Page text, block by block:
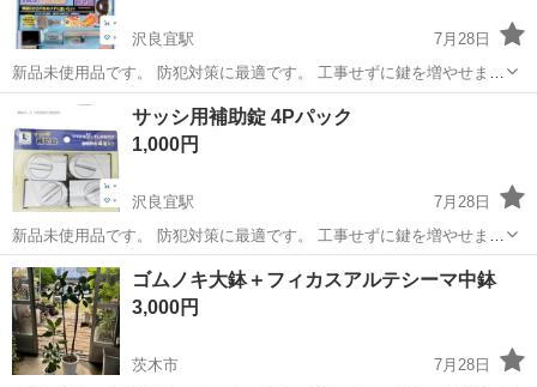
沢良宜駅
7月28日
新品未使用品です。 防犯対策に最適です。 工事せずに鍵を増やせま
す。 取りに来れる方のみ、宜しくお願いします。
茨木市 沢良宜駅 防災、セキュリティ
サッシ用補助錠 4Pパック
1,000円
沢良宜駅
7月28日
新品未使用品です。 防犯対策に最適です。 工事せずに鍵を増やせま
す。 取りに来れる方のみ、宜しくお願いします。
大阪 茨木市 沢良宜駅 サッシ
ゴムノキ大鉢＋フィカスアルテシーマ中鉢
3,000円
茨木市
7月28日